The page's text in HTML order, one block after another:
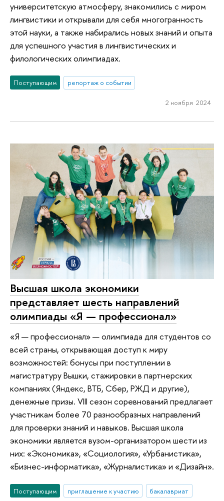
университетскую атмосферу, знакомились с миром
лингвистики и открывали для себя многогранность
этой науки, а также набирались новых знаний и опыта
для успешного участия в лингвистических и
филологических олимпиадах.
Поступающим репортаж о событии
2 ноября 2024
Высшая школа экономики
представляет шесть направлений
олимпиады «Я — профессионал»
«Я — профессионал» — олимпиада для студентов со
всей страны, открывающая доступ к миру
возможностей: бонусы при поступлении в
магистратуру Вышки, стажировки в партнерских
компаниях (Яндекс, ВТБ, Сбер, РЖД и другие),
денежные призы. VIII сезон соревнований предлагает
участникам более 70 разнообразных направлений
для проверки знаний и навыков. Высшая школа
экономики является вузом-организатором шести из
них: «Экономика», «Социология», «Урбанистика»,
«Бизнес-информатика», «Журналистика» и «Дизайн».
Поступающим приглашение к участию
бакалавриат